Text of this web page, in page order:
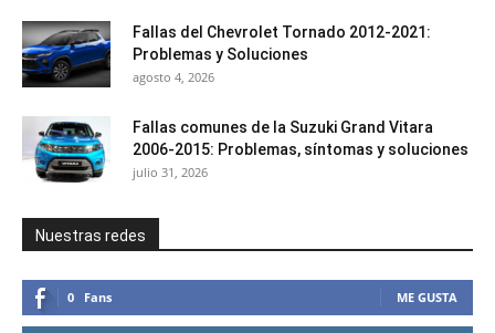
Fallas del Chevrolet Tornado 2012-2021:
Problemas y Soluciones
agosto 4, 2026
Fallas comunes de la Suzuki Grand Vitara
2006-2015: Problemas, síntomas y soluciones
julio 31, 2026
Nuestras redes
0 Fans ME GUSTA